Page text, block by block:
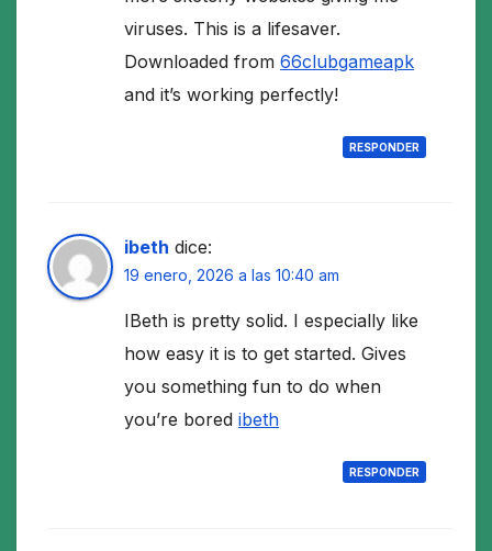
viruses. This is a lifesaver.
Downloaded from 66clubgameapk
and it’s working perfectly!
RESPONDER
ibeth dice:
19 enero, 2026 a las 10:40 am
IBeth is pretty solid. I especially like
how easy it is to get started. Gives
you something fun to do when
you’re bored ibeth
RESPONDER